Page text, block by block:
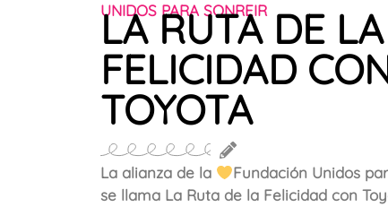
UNIDOS PARA SONREIR
LA RUTA DE LA
FELICIDAD
TOYOTA
La alianza de la Fundación Unidos
se llama La Ruta de la Felicidad con